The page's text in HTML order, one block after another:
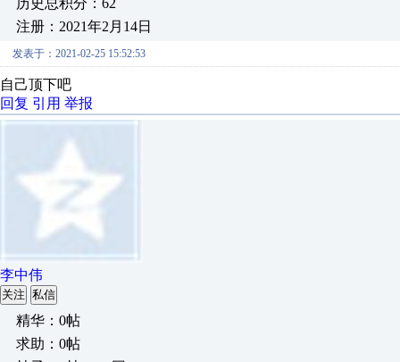
历史总积分：62
注册：2021年2月14日
发表于：2021-02-25 15:52:53
自己顶下吧
回复 引用 举报
李中伟
关注 私信
精华：0帖
求助：0帖